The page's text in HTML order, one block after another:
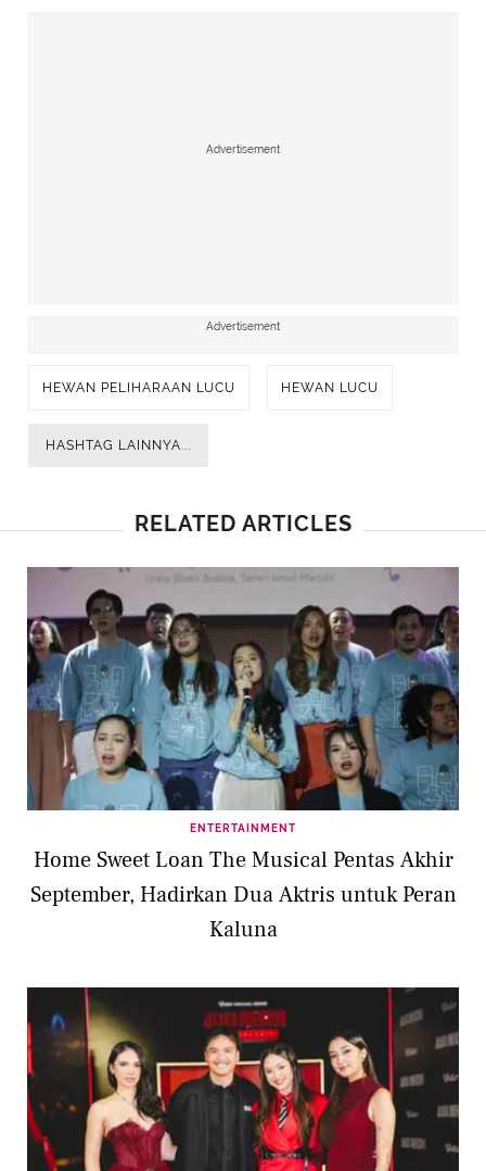
Advertisement
Advertisement
HEWAN PELIHARAAN LUCU HEWAN LUCU
HASHTAG LAINNYA...
RELATED ARTICLES
ENTERTAINMENT
Home Sweet Loan The Musical Pentas Akhir
September, Hadirkan Dua Aktris untuk Peran
Kaluna